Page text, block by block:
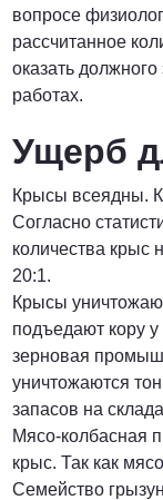
вопросе
рассчитанное
оказать
работах.
Ущерб
Крысы всеядны.
Согласно
количества крыс
20:1.
Крысы
подъедают кору у
зерновая
уничтожаются
запасов на
Мясо-колбасная
крыс. Так как
Семейство